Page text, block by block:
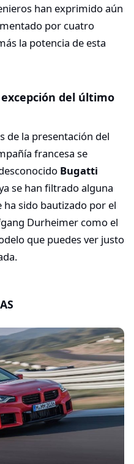
han exprimido aún
por cuatro
la potencia de esta
del último
de la presentación del
francesa se
Bugatti
se han filtrado alguna
sido bautizado por el
Durheimer como el
que puedes ver justo